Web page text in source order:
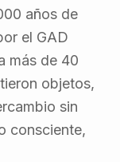
años de
el GAD
más de 40
objetos,
sin
consciente,